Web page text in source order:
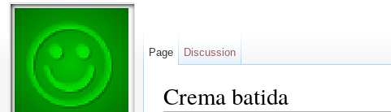
Crema batida
Page Discussion